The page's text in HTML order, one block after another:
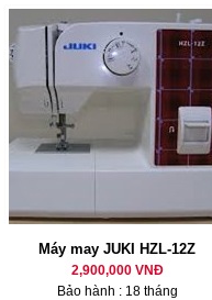
Máy may JUKI HZL-12Z
2,900,000 VNĐ
Bảo hành : 18 tháng